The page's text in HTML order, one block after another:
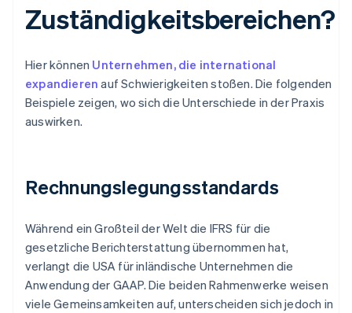
Zuständigkeitsbereichen?
Hier können Unternehmen, die international
expandieren auf Schwierigkeiten stoßen. Die folgenden
Beispiele zeigen, wo sich die Unterschiede in der Praxis
auswirken.
Rechnungslegungsstandards
Während ein Großteil der Welt die IFRS für die
gesetzliche Berichterstattung übernommen hat,
verlangt die USA für inländische Unternehmen die
Anwendung der GAAP. Die beiden Rahmenwerke weisen
viele Gemeinsamkeiten auf, unterscheiden sich jedoch in